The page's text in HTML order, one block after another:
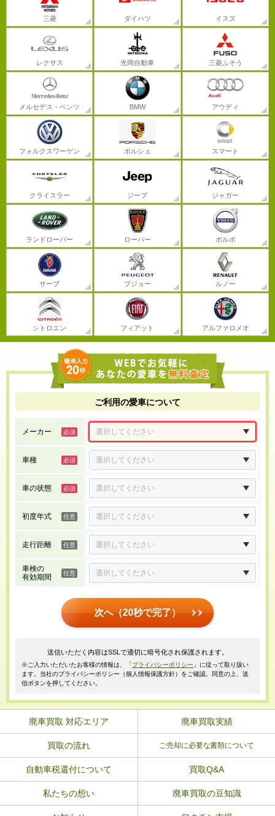
三菱 ダイハツ イスズ
レクサス 光岡自動車 三菱ふそう
メルセデス・ベンツ BMW アウディ
フォルクスワーゲン ポルシェ スマート
クライスラー ジープ ジャガー
ランドローバー ローバー ボルボ
サーブ プジョー ルノー
シトロエン フィアット アルファロメオ
ご利用の愛車について
メーカー
車種
車の状態
初度年式
走行距離
車検の
有効期間
次へ（20秒で完了）
送信いただく内容はSSLで適切に暗号化され保護されます。
※ご入力いただいたお客様の情報は、「プライバシーポリシー 」に従って取り扱い
ます。当社のプライバシーポリシー（個人情報保護方針）をご確認、同意の上、送
信ボタンを押してください。
廃車買取 対応エリア 廃車買取実績
買取の流れ ご売却に必要な書類について
自動車税還付について 買取Q&A
私たちの想い 廃車買取の豆知識